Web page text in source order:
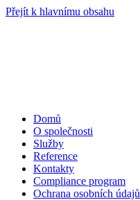
Přejít k hlavnímu obsahu
Domů
O společnosti
Služby
Reference
Kontakty
Compliance program
Ochrana osobních údajů